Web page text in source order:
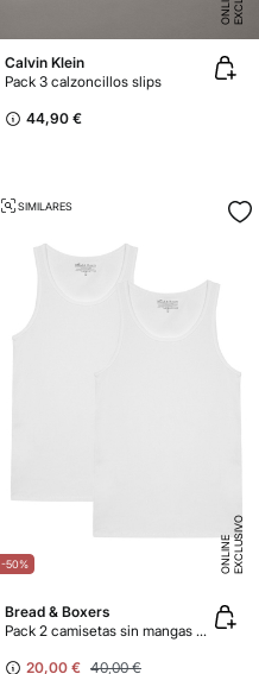
Calvin Klein
Pack 3 calzoncillos slips
44,90 €
-50% E
X
C
L
U
SI
V
O
O
N
LI
N
E
SIMILARES
Bread & Boxers
Pack 2 camisetas sin mangas de algodón orgánico blancas
20,00 € 40,00 €